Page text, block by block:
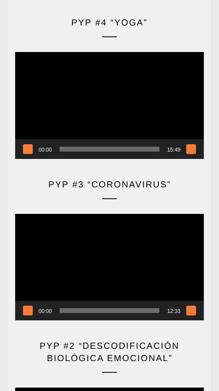
PYP #4 “YOGA”
00:00 15:49
PYP #3 “CORONAVIRUS”
00:00 12:33
PYP #2 “DESCODIFICACIÓN
BIOLÓGICA EMOCIONAL”